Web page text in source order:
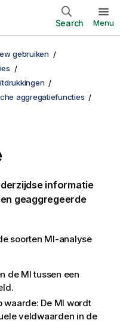
Search Menu
gebruiken
aggregatiefuncties
informatie
geaggregeerde
soorten MI-analyse
de MI tussen een
De MI wordt
veldwaarden in de